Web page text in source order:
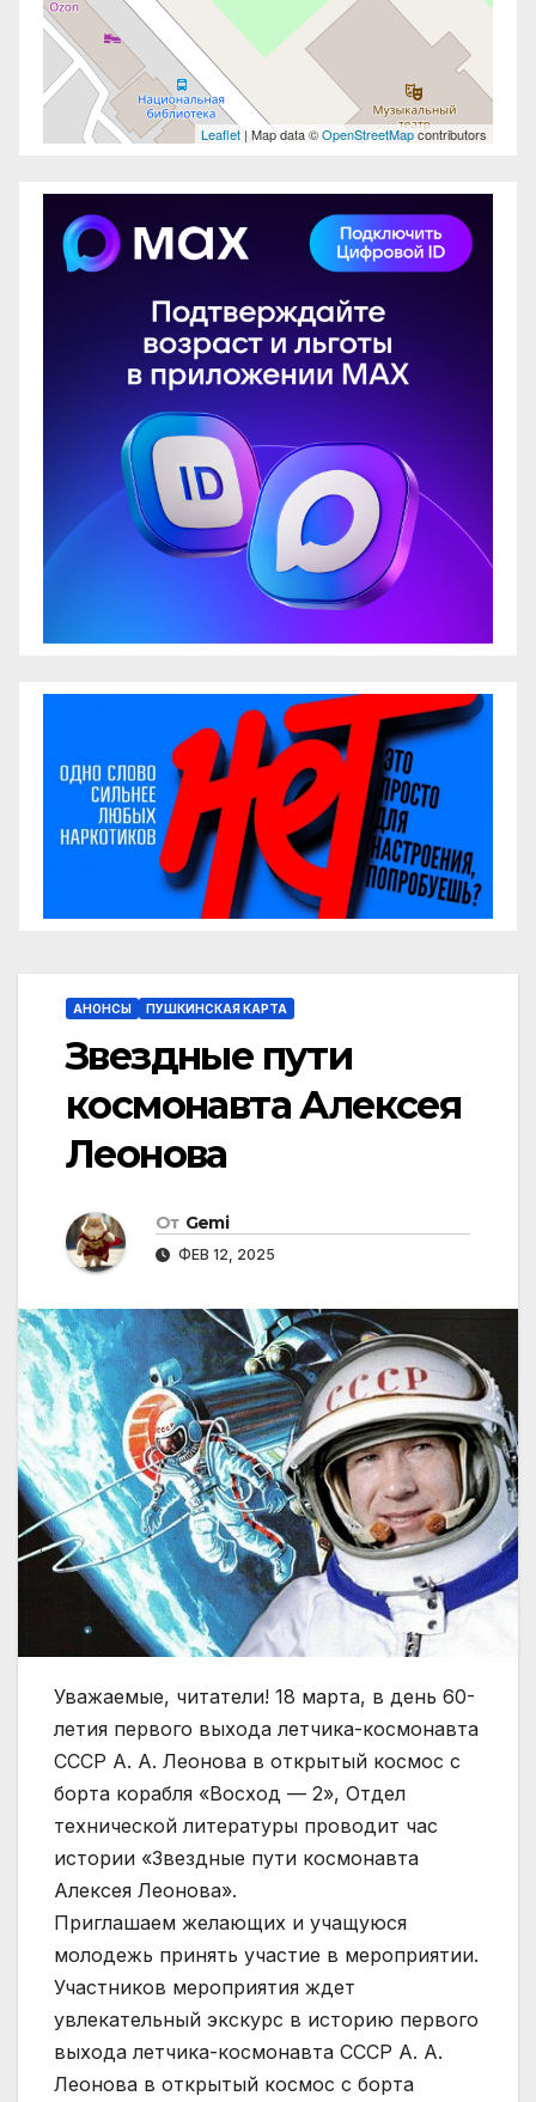
АНОНСЫ ПУШКИНСКАЯ КАРТА
Звездные пути
космонавта Алексея
Леонова
От Gemi
ФЕВ 12, 2025
Уважаемые, читатели! 18 марта, в день 60-
летия первого выхода летчика-космонавта
СССР А. А. Леонова в открытый космос с
борта корабля «Восход — 2», Отдел
технической литературы проводит час
истории «Звездные пути космонавта
Алексея Леонова».
Приглашаем желающих и учащуюся
молодежь принять участие в мероприятии.
Участников мероприятия ждет
увлекательный экскурс в историю первого
выхода летчика-космонавта СССР А. А.
Леонова в открытый космос с борта